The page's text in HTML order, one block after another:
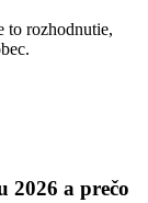
to rozhodnutie,
2026 a prečo